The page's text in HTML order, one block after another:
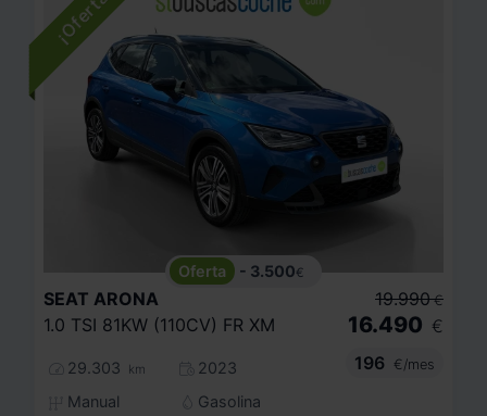
- 3.500€
SEAT ARONA
1.0 TSI 81KW (110CV) FR XM
29.303 km
2023
Manual
Gasolina
19.990 €
16.490 €
196
€/mes